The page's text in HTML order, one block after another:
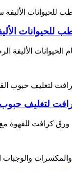
الأليفة سعة
أكياس تعبئة طعام الحيوانات الأليفة الخاصة بنا لتوفير طعام الحيوانات الأليفة
لتغليف حبوب
كرافت للقهوة